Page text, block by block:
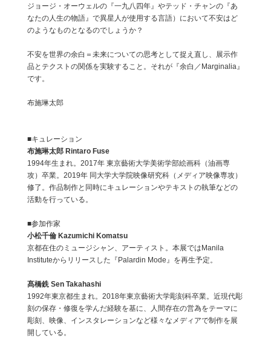
ジョージ・オーウェルの『一九八四年』やテッド・チャンの『あ
なたの人生の物語』で異星人が使用する言語）において不安はど
のようなものとなるのでしょうか？
不安を世界の余白＝未来についての思考として捉え直し、展示作
品とテクストの関係を実験すること。それが『余白／Marginalia』
です。
布施琳太郎
■キュレーション
布施琳太郎 Rintaro Fuse
1994年生まれ。2017年 東京藝術大学美術学部絵画科（油画専
攻）卒業。2019年 同大学大学院映像研究科（メディア映像専攻）
修了。作品制作と同時にキュレーションやテキストの執筆などの
活動を行っている。
■参加作家
小松千倫 Kazumichi Komatsu
京都在住のミュージシャン、アーティスト。本展ではManila
Instituteからリリースした『Palardin Mode』を再生予定。
髙橋銑 Sen Takahashi
1992年東京都生まれ。2018年東京藝術大学彫刻科卒業。近現代彫
刻の保存・修復を学んだ経験を基に、人間存在の営為をテーマに
彫刻、映像、インスタレーションなど様々なメディアで制作を展
開している。